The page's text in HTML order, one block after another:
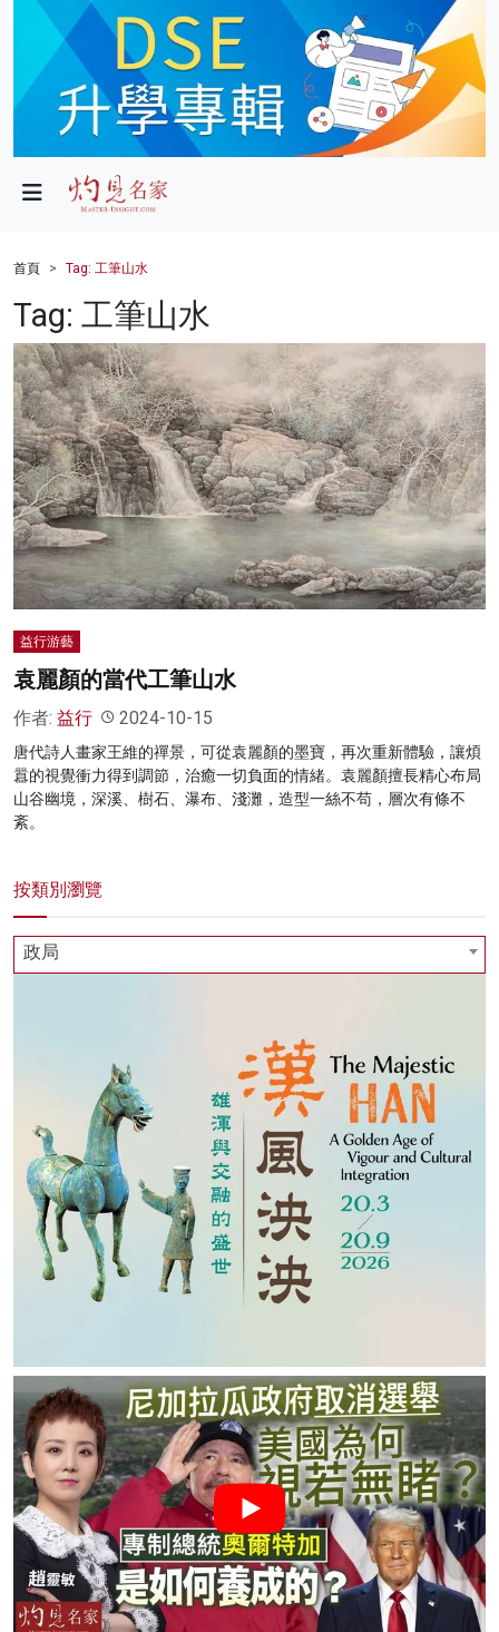
政局
財經
健康
商業
科技
影片
名家榜
灼見活動
首頁 Tag: 工筆山水
Tag: 工筆山水
益行游藝
袁麗顏的當代工筆山水
作者: 益行 2024-10-15
唐代詩人畫家王維的禪景，可從袁麗顏的墨寶，再次重新體驗，讓煩
囂的視覺衝力得到調節，治癒一切負面的情緒。袁麗顏擅長精心布局
山谷幽境，深溪、樹石、瀑布、淺灘，造型一絲不苟，層次有條不
紊。
按類別瀏覽
政局